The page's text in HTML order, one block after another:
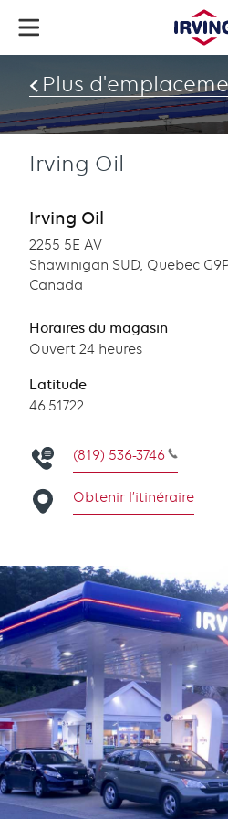
main
content
Plus
Irving Oil
Irving Oil
2255 5E AV
Shawinigan SUD, Quebec
Canada
Horaires du magasin
Ouvert 24 heures
Latitude
Latitude
46.51722
(819) 536-3746
Obtenir l’itinéraire